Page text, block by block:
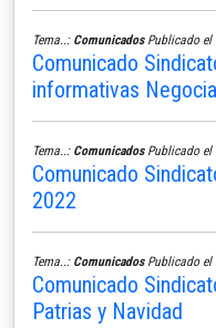
Tema..: ComunicadosPublicado el
Comunicado
informativas
Tema..: ComunicadosPublicado el
Comunicado
2022
Tema..: ComunicadosPublicado el
Comunicado
Patrias y Navidad